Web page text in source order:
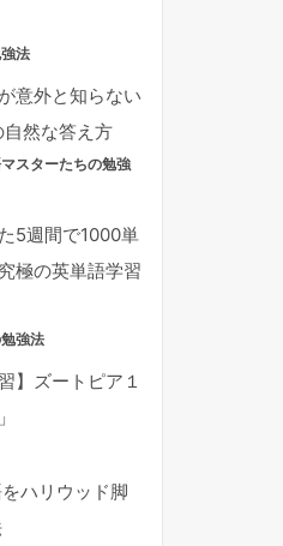
法
意外と知らない
自然な答え方
スターたちの勉強
5週間で1000単
極の英単語学習
強法
】ズートピア１
ハリウッド脚